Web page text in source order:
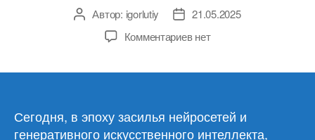
Автор
записи
Автор: igorlutiy
Дата21.05.2025
Комментариевк
нет
Сегодня, в эпоху засилья нейросетей и
генеративного искусственного интеллекта,